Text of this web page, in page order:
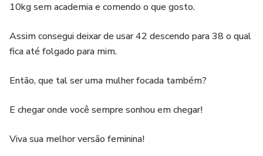
10kg sem academia e comendo o que gosto.
Assim consegui deixar de usar 42 descendo para 38 o qual
fica até folgado para mim.
Então, que tal ser uma mulher focada também?
E chegar onde você sempre sonhou em chegar!
Viva sua melhor versão feminina!